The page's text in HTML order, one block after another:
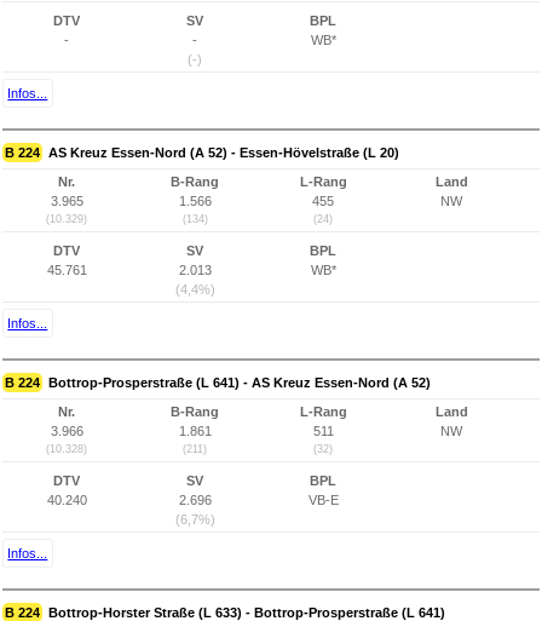
DTV
-
SV
-
(-)
BPL
WB*
Infos...
B 224 AS Kreuz Essen-Nord (A 52) - Essen-Hövelstraße (L 20)
Nr.
3.965
(10.329)
B-Rang
1.566
(134)
L-Rang
455
(24)
Land
NW
DTV
45.761
SV
2.013
(4,4%)
BPL
WB*
Infos...
B 224 Bottrop-Prosperstraße (L 641) - AS Kreuz Essen-Nord (A 52)
Nr.
3.966
(10.328)
B-Rang
1.861
(211)
L-Rang
511
(32)
Land
NW
DTV
40.240
SV
2.696
(6,7%)
BPL
VB-E
Infos...
B 224 Bottrop-Horster Straße (L 633) - Bottrop-Prosperstraße (L 641)